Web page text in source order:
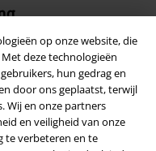
op onze website, die
Met deze technologieën
hun gedrag en
door ons geplaatst, terwijl
Wij en onze partners
en veiligheid van onze
te verbeteren en te